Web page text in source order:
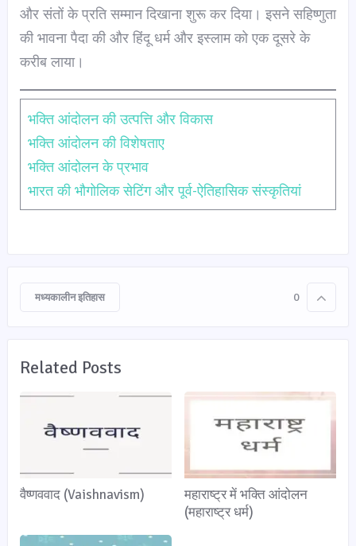
और संतों के प्रति सम्मान दिखाना शुरू कर दिया। इसने सहिष्णुता
की भावना पैदा की और हिंदू धर्म और इस्लाम को एक दूसरे के
करीब लाया।
भक्ति आंदोलन की उत्पत्ति और विकास
भक्ति आंदोलन की विशेषताए
भक्ति आंदोलन के प्रभाव
भारत की भौगोलिक सेटिंग और पूर्व-ऐतिहासिक संस्कृतियां
मध्यकालीन इतिहास 0
Related Posts
वैष्णववाद (Vaishnavism)
महाराष्ट्र में भक्ति आंदोलन
(महाराष्ट्र धर्म)